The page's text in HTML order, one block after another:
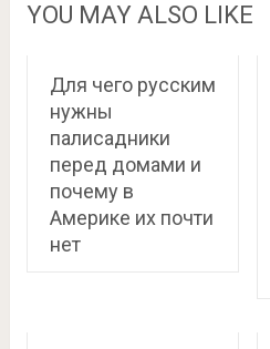
YOU MAY ALSO LIKE
Для чего русским
нужны
палисадники
перед домами и
почему в
Америке их почти
нет